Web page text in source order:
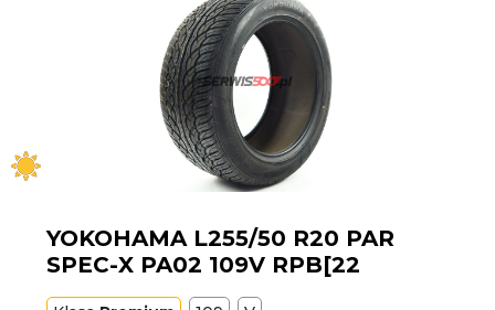
YOKOHAMA L255/50 R20 PAR
SPEC-X PA02 109V RPB[22